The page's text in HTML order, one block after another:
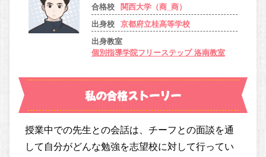
合格校
関西大学（商_商）
出身校
京都府立桂高等学校
出身教室
個別指導学院フリーステップ 洛南教室
私の合格ストーリー
授業中での先生との会話は、チーフとの面談を通
して自分がどんな勉強を志望校に対して行ってい